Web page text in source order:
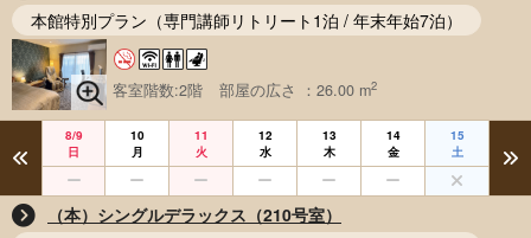
本館特別プラン（専門講師リトリート1泊 / 年末年始7泊）
客室階数:2階 部屋の広さ ：26.00 m2
8/9
日
10
月
11
火
12
水
13
木
14
金
15
土
（本）シングルデラックス（210号室）